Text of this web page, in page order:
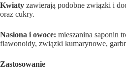
Kwiaty zawierają podobne związki i
oraz cukry.
Nasiona i owoce: mieszanina saponin
flawonoidy, związki kumarynowe,
Zastosowanie